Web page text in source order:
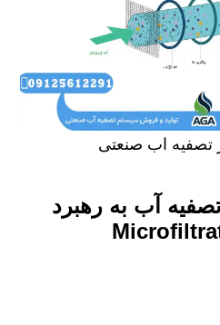
آب به رهبرد